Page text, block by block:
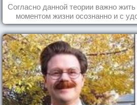
Согласно данной теории важно
моментом жизни осознанно и с
попробуем разобраться на